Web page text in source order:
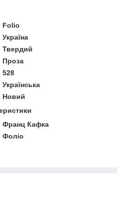
Folio
Україна
Твердий
Проза
528
Українська
Новий
Франц Кафка
Фоліо